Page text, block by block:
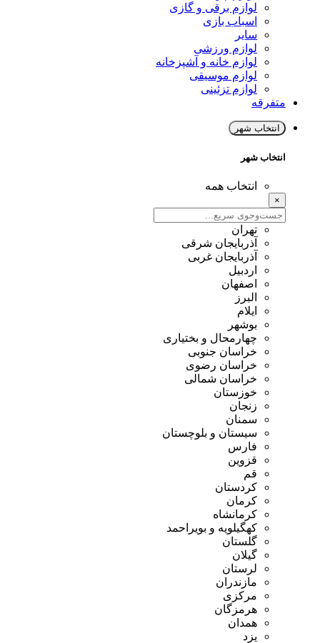
لوازم برقی و گازی
اسباب بازی
سایر
لوازم ورزشی
لوازم خانه و آشپزخانه
لوازم موسیقی
لوازم تزئینی
متفرقه
انتخاب شهر
انتخاب شهر
انتخاب همه
×
تهران
آذربایجان شرقی
آذربایجان غربی
اردبیل
اصفهان
البرز
ایلام
بوشهر
چهارمحال و بختیاری
خراسان جنوبی
خراسان رضوی
خراسان شمالی
خوزستان
زنجان
سمنان
سیستان و بلوچستان
فارس
قزوین
قم
کردستان
کرمان
کرمانشاه
کهگیلویه و بویراحمد
گلستان
گیلان
لرستان
مازندران
مرکزی
هرمزگان
همدان
یزد